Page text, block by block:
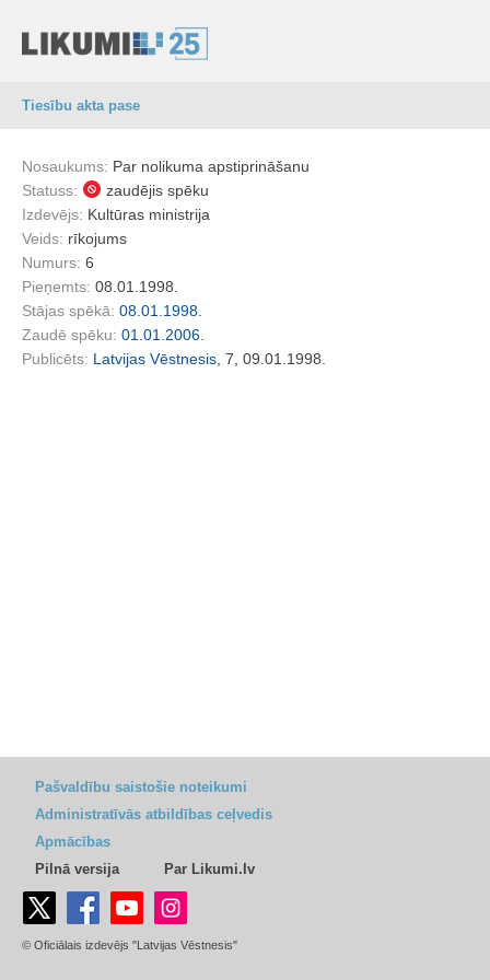
Tiesību akta pase
Nosaukums: Par nolikuma apstiprināšanu
Statuss:
zaudējis spēku
Izdevējs: Kultūras ministrija
Veids: rīkojums
Numurs: 6
Pieņemts: 08.01.1998.
Stājas spēkā: 08.01.1998.
Zaudē spēku: 01.01.2006.
Publicēts: Latvijas Vēstnesis , 7, 09.01.1998.
Pašvaldību saistošie noteikumi
Administratīvās atbildības ceļvedis
Apmācības
Pilnā versija
Par Likumi.lv
© Oficiālais izdevējs "Latvijas Vēstnesis"